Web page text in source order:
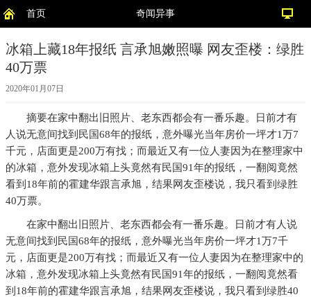
首页 奇闻异事
冰箱上藏18年报纸 言承旭嫩照曝 网友歪楼：绿胜
40万票
2020年01月07日
摘要在家中翻出旧照片、老东西都会有一番乐趣。日前才有
人说无意间找到民国68年的报纸，意外曝光当年房价一坪才1万7
千元，店面更是200万有找；而最近又有一位人妻因为在整理家中
的冰箱，意外发现冰箱上头竟然有民国91年的报纸，一翻阅竟然
看到18年前的霍建华跟言承旭，结果网友歪楼说，我只看到绿胜
40万票。
在家中翻出旧照片、老东西都会有一番乐趣。日前才有人说
无意间找到民国68年的报纸，意外曝光当年房价一坪才1万7千
元，店面更是200万有找；而最近又有一位人妻因为在整理家中的
冰箱，意外发现冰箱上头竟然有民国91年的报纸，一翻阅竟然看
到18年前的霍建华跟言承旭，结果网友歪楼说，我只看到绿胜40